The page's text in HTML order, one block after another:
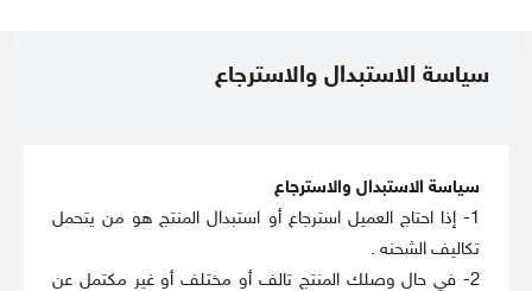
سياسة الاستبدال والاسترجاع
سياسة الاستبدال والاسترجاع
1- إذا احتاج العميل استرجاع أو استبدال المنتج هو من يتحمل
تكاليف الشحنه .
2- في حال وصلك المنتج تالف أو مختلف أو غير مكتمل عن